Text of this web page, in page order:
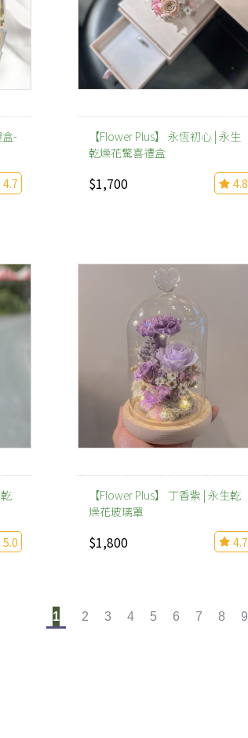
盒-
4.7
【Flower Plus】 永恆初心 | 永生
乾燥花驚喜禮盒
$1,700 4.8
5.0
【Flower Plus】 丁香紫 | 永生乾
燥花玻璃罩
$1,800 4.7
1 2 3 4 5 6 7 8 9